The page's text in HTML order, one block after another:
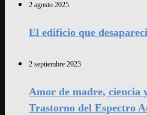
2 agosto 2025
El edificio que
2 septiembre 2023
Amor de madre, ciencia
Trastorno del Espectro